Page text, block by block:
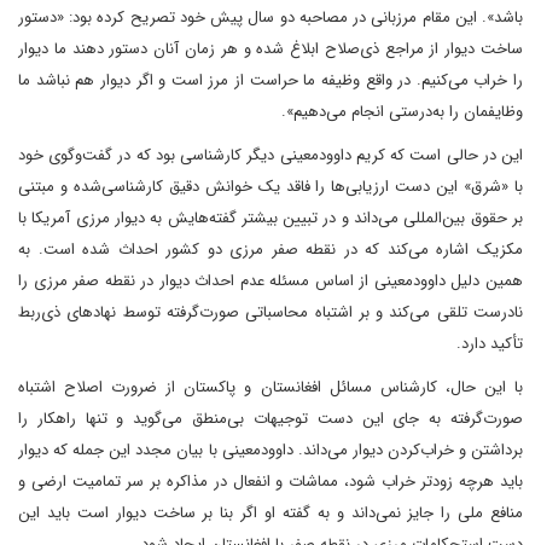
باشد». این مقام مرزبانی در مصاحبه دو سال پیش خود تصریح کرده بود: «دستور
ساخت دیوار از مراجع ذی‌صلاح ابلاغ شده و هر زمان آنان دستور دهند ما دیوار
را خراب می‌کنیم. در واقع وظیفه ما حراست از مرز است و اگر دیوار هم نباشد ما
وظایفمان را به‌درستی انجام می‌دهیم».
این در حالی است که کریم داوودمعینی دیگر کارشناسی بود که در گفت‌وگوی خود
با «شرق» این دست ارزیابی‌ها را فاقد یک خوانش دقیق کارشناسی‌شده و مبتنی
بر حقوق بین‌المللی می‌داند و در تبیین بیشتر گفته‌هایش به دیوار مرزی آمریکا با
مکزیک اشاره می‌کند که در نقطه صفر مرزی دو کشور احداث شده است. به
همین دلیل داوودمعینی از اساس مسئله عدم احداث دیوار در نقطه صفر مرزی را
نادرست تلقی می‌کند و بر اشتباه محاسباتی صورت‌گرفته توسط نهادهای ذی‌ربط
تأکید دارد.
با این حال، کارشناس مسائل افغانستان و پاکستان از ضرورت اصلاح اشتباه
صورت‌گرفته به جای این دست توجیهات بی‌منطق می‌گوید و تنها راهکار را
برداشتن و خراب‌کردن دیوار می‌داند. داوودمعینی با بیان مجدد این جمله که دیوار
باید هر‌چه زودتر خراب شود، مماشات و انفعال در مذاکره بر سر تمامیت ارضی و
منافع ملی را جایز نمی‌داند و به گفته او اگر بنا بر ساخت دیوار است باید این